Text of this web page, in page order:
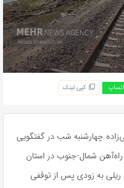
کپی لینک
چهارشنبه شب در گفتگویی
راه‌آهن شمال-جنوب در استان
به زودی پس از توقفی